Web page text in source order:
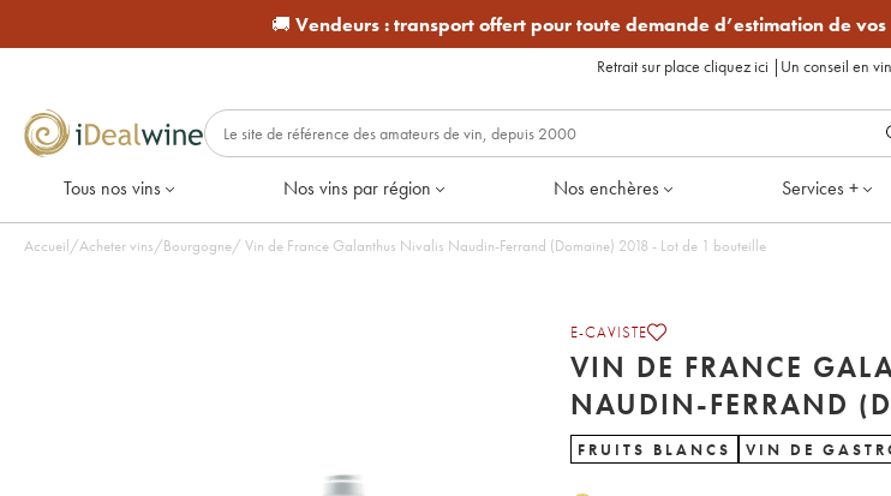
🚚 Vendeurs :transport offert pour toute demande d’estimation de vos
Retrait sur place cliquez ici | Un conseil en
Tous nos vins Nos vins par région Nos enchères Services +
Accueil/Acheter vins/Bourgogne/ Vin de France Galanthus Nivalis Naudin-Ferrand (Domaine) 2018 - Lot de 1 bouteille
E-CAVISTE
VIN DE FRANCE
NAUDIN-FERRAND
FRUITS BLANCS VIN DE